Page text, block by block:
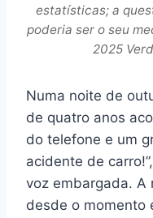
estatísticas; a
poderia ser o seu
2025
Numa noite de
de quatro anos
do telefone e um
acidente de
voz embargada. A
desde o momento